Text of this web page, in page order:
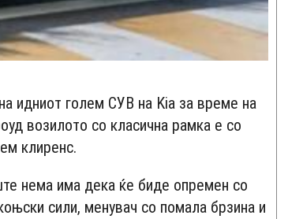
идниот голем СУВ на Kia за време на
возилото со класична рамка е со
клиренс.
нема има дека ќе биде опремен со
сили, менувач со помала брзина и